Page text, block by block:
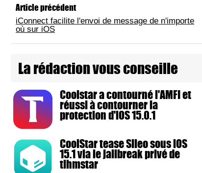
Article précédent
iConnect facilite l'envoi de message de n'importe
où sur iOS
La rédaction vous conseille
Coolstar a contourné l'AMFI et
réussi à contourner la
protection d'iOS 15.0.1
CoolStar tease Sileo sous iOS
15.1 via le jailbreak privé de
tihmstar